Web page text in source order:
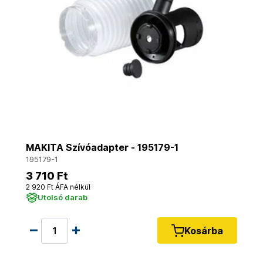
MAKITA Szívóadapter - 195179-1
195179-1
3 710 Ft
2 920 Ft ÁFA nélkül
Utolsó darab
Kosárba